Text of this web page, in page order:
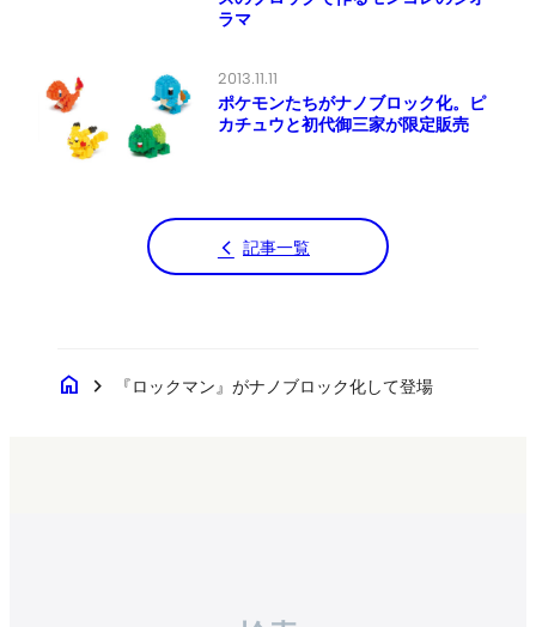
ラマ
2013.11.11
ポケモンたちがナノブロック化。ピ
カチュウと初代御三家が限定販売
記事一覧
home chevron_right 『ロックマン』がナノブロック化して登場